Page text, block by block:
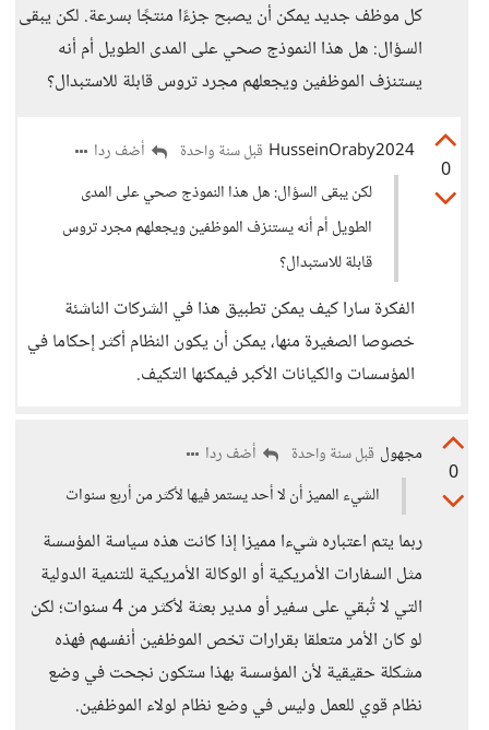
كل موظف جديد يمكن أن يصبح جزءًا منتجًا بسرعة. لكن يبقى
السؤال: هل هذا النموذج صحي على المدى الطويل أم أنه
يستنزف الموظفين ويجعلهم مجرد تروس قابلة للاستبدال؟
0
HusseinOraby2024 قبل سنة واحدة
أضف ردا
لكن يبقى السؤال: هل هذا النموذج صحي على المدى
الطويل أم أنه يستنزف الموظفين ويجعلهم مجرد تروس
قابلة للاستبدال؟
الفكرة سارا كيف يمكن تطبيق هذا في الشركات الناشئة
خصوصا الصغيرة منها، يمكن أن يكون النظام أكثر إحكاما في
المؤسسات والكيانات الأكبر فيمكنها التكيف.
0
مجهول قبل سنة واحدة
أضف ردا
الشيء المميز أن لا أحد يستمر فيها لأكثر من أربع سنوات
ربما يتم اعتباره شيءا مميزا إذا كانت هذه سياسة المؤسسة
مثل السفارات الأمريكية أو الوكالة الأمريكية للتنمية الدولية
التي لا تُبقي على سفير أو مدير بعثة لأكثر من 4 سنوات؛ لكن
لو كان الأمر متعلقا بقرارات تخص الموظفين أنفسهم فهذه
مشكلة حقيقية لأن المؤسسة بهذا ستكون نجحت في وضع
نظام قوي للعمل وليس في وضع نظام لولاء الموظفين.